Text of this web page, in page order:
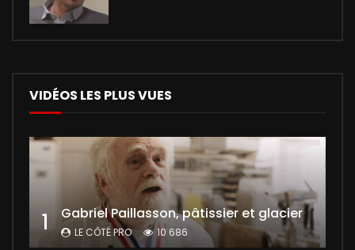
VIDÉOS LES PLUS VUES
1 Gabriel Paillasson, pâtissier et glacier
LE CÔTÉ PRO 10 686